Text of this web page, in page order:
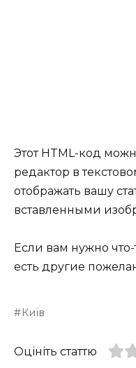
Этот HTML-код
редактор в
отображать вашу
вставленными
Если вам нужно
есть другие
Київ
Оцініть статтю